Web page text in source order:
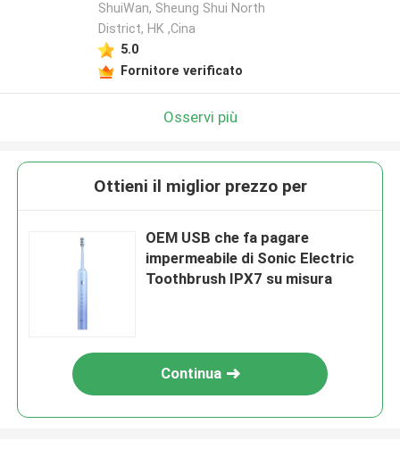
ShuiWan, Sheung Shui North
District, HK ,Cina
5.0
Fornitore verificato
Osservi più
Ottieni il miglior prezzo per
OEM USB che fa pagare
impermeabile di Sonic Electric
Toothbrush IPX7 su misura
Continua